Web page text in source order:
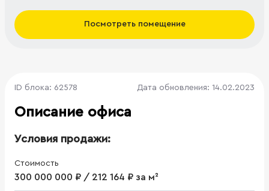
Посмотреть помещение
ID блока: 62578 Дата обновления: 14.02.2023
Описание офиса
Условия продажи:
Стоимость
300 000 000 ₽ / 212 164 ₽ за м²